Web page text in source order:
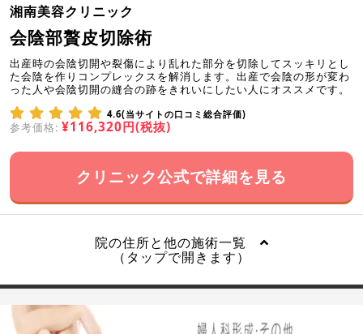
湘南美容クリニック
会陰部贅皮切除術
出産時の会陰切開や裂傷により乱れた部分を切除してスッキリとし
た会陰を作りコンプレックスを解消します。出産で会陰の形が変わ
った人や会陰切開の縫合の跡をきれいにしたい人にオススメです。
4.6(当サイトの口コミ総合評価)
参考価格: ¥116,320円(税抜)
クリニック公式で詳細を見る
院の住所と他の施術一覧
（タップで開きます）